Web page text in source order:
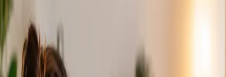
Consultas con especialistas
disponibles
Los perfiles se actualizan a medida que el equipo crece.